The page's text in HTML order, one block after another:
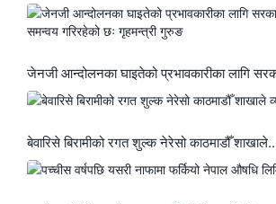
जेनजी आन्दोलनका घाइतेको प्रभावकारीका लागि
बेवारिसे बिरामीको रगत शुल्क नेरेसो काठमाडौँ